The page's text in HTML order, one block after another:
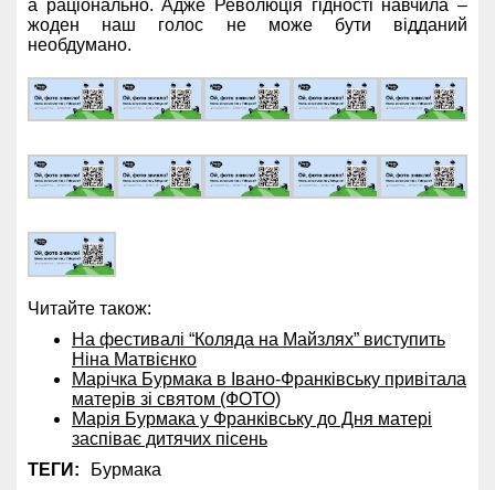
а раціонально. Адже Революція гідності навчила –
жоден наш голос не може бути відданий
необдумано.
Читайте також:
На фестивалі “Коляда на Майзлях” виступить
Ніна Матвієнко
Марічка Бурмака в Івано-Франківську привітала
матерів зі святом (ФОТО)
Марія Бурмака у Франківську до Дня матері
заспіває дитячих пісень
ТЕГИ:
Бурмака